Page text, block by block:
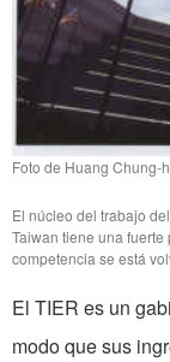
Foto de Huang Chung-
El núcleo del trabajo
Taiwan tiene una
competencia se está
El TIER es un
modo que sus